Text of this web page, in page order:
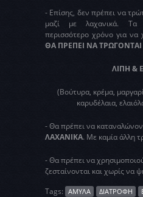
- Επίσης, δεν πρέπει να
μαζί με λαχανικά. Τα
περισσότερο χρόνο για να
ΘΑ ΠΡΕΠΕΙ ΝΑ
ΛΙΠΗ &
(Βούτυρα, κρέμα,
καρυδέλαια,
- Θα πρέπει να
ΛΑΧΑΝΙΚΑ. Με καμία άλλη
- Θα πρέπει να
ζεσταίνονται και χωρίς να
Tags: ΑΜΥΛΑ ΔΙΑΤΡΟΦΗ